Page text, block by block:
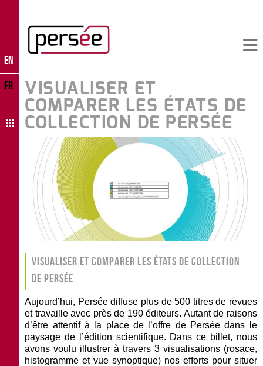
EN
FR
VISUALISER ET
COMPARER LES ÉTATS DE
COLLECTION DE PERSÉE
Visualiser et comparer les états de collection
de Persée
Aujourd’hui, Persée diffuse plus de 500 titres de revues
et travaille avec près de 190 éditeurs. Autant de raisons
d’être attentif à la place de l’offre de Persée dans le
paysage de l’édition scientifique. Dans ce billet, nous
avons voulu illustrer à travers 3 visualisations (rosace,
histogramme et vue synoptique) nos efforts pour situer